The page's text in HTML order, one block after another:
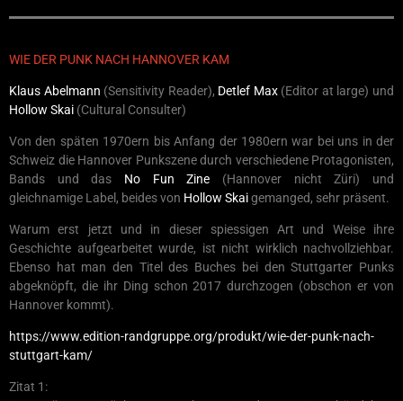
WIE DER PUNK NACH HANNOVER KAM
Klaus Abelmann (Sensitivity Reader), Detlef Max(Editor at large) und
Hollow Skai (Cultural Consulter)
Von den späten 1970ern bis Anfang der 1980ern war bei uns in der
Schweiz die Hannover Punkszene durch verschiedene Protagonisten,
Bands und das No Fun Zine (Hannover nicht Züri) und
gleichnamige Label, beides von Hollow Skaigemanged, sehr präsent.
Warum erst jetzt und in dieser spiessigen Art und Weise ihre
Geschichte aufgearbeitet wurde, ist nicht wirklich nachvollziehbar.
Ebenso hat man den Titel des Buches bei den Stuttgarter Punks
abgeknöpft, die ihr Ding schon 2017 durchzogen (obschon er von
Hannover kommt).
https://www.edition-randgruppe.org/produkt/wie-der-punk-nach-
stuttgart-kam/
Zitat 1: